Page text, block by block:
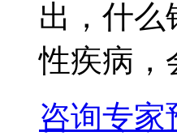
出，什么
性疾病，
咨询专家